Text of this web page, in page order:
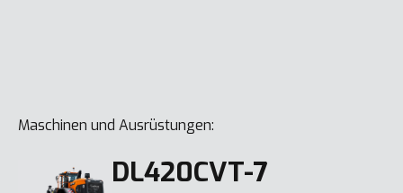
Maschinen und Ausrüstungen:
DL420CVT-7